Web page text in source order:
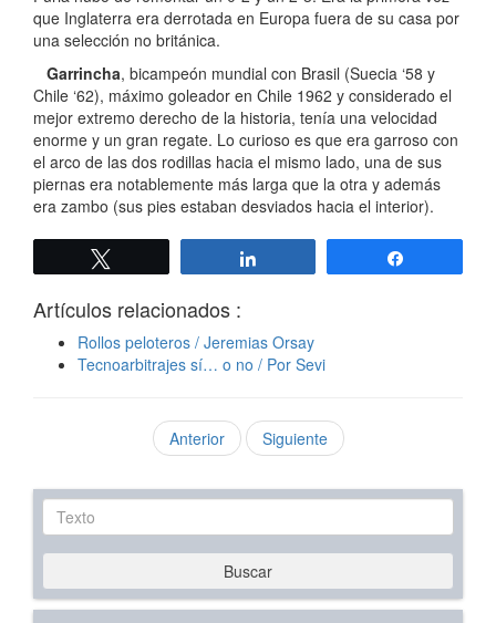
que Inglaterra era derrotada en Europa fuera de su casa por
una selección no británica.
Garrincha, bicampeón mundial con Brasil (Suecia ‘58 y
Chile ‘62), máximo goleador en Chile 1962 y considerado el
mejor extremo derecho de la historia, tenía una velocidad
enorme y un gran regate. Lo curioso es que era garroso con
el arco de las dos rodillas hacia el mismo lado, una de sus
piernas era notablemente más larga que la otra y además
era zambo (sus pies estaban desviados hacia el interior).
Artículos relacionados :
Rollos peloteros / Jeremias Orsay
Tecnoarbitrajes sí… o no / Por Sevi
Anterior Siguiente
Texto
Buscar